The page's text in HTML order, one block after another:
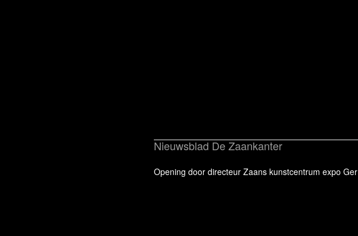
Nieuwsblad De Zaankanter
Opening door directeur Zaans kunstcentrum expo Ger